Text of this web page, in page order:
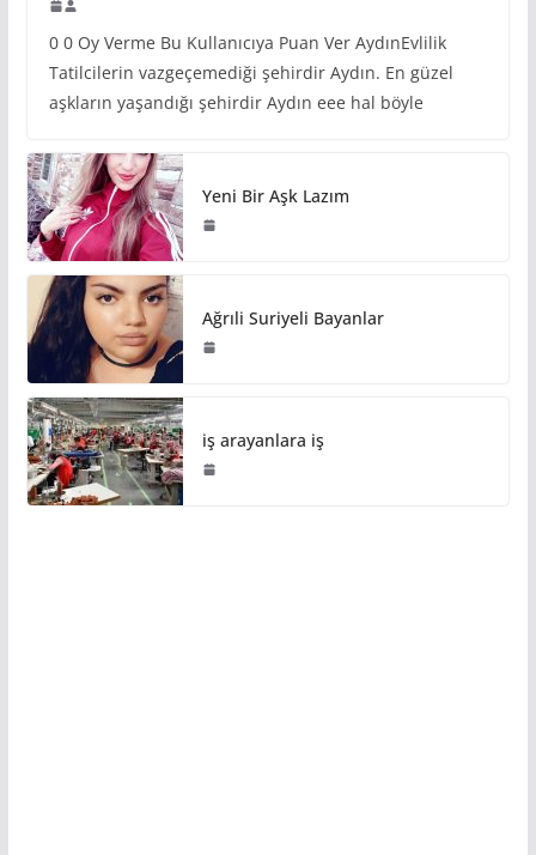
0 0 Oy Verme Bu Kullanıcıya Puan Ver AydınEvlilik
Tatilcilerin vazgeçemediği şehirdir Aydın. En güzel
aşkların yaşandığı şehirdir Aydın eee hal böyle
Yeni Bir Aşk Lazım
Ağrıli Suriyeli Bayanlar
iş arayanlara iş